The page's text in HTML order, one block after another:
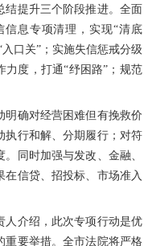
结提升三个阶段推进。全面
息专项清理，实现“清底
口关”；实施失信惩戒分级
力度，打通“纾困路”；规范
明确对经营困难但有挽救价
执行和解、分期履行；对符
同时加强与发改、金融、
信贷、招投标、市场准入
人介绍，此次专项行动是优
重要举措。全市法院将严格